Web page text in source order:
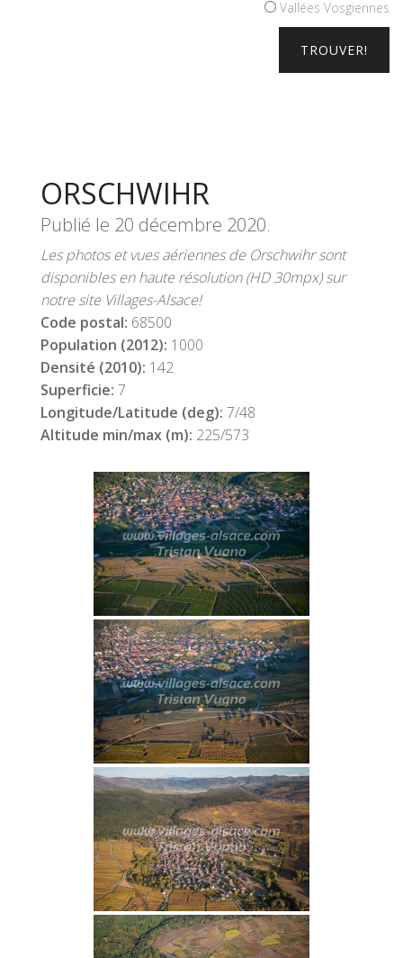
Vallées Vosgiennes
ORSCHWIHR
Publié le 20 décembre 2020.
Les photos et vues aériennes de Orschwihr sont
disponibles en haute résolution (HD 30mpx) sur
notre site Villages-Alsace!
Code postal: 68500
Population (2012): 1000
Densité (2010): 142
Superficie: 7
Longitude/Latitude (deg): 7/48
Altitude min/max (m): 225/573